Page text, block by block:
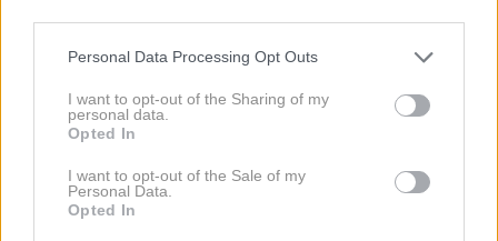
Personal Data Processing Opt Outs
I want to opt-out of the Sharing of my
personal data.
Opted In
I want to opt-out of the Sale of my
Personal Data.
Opted In
Profimedia
znanih TV-voditeljic na svetu Oprah Winfrey je že 30
let srečna v objemu izbranca Stedmana Grahama.
Par se je sicer leta 1992 tudi zaročil, poročila pa se
do zdaj še nista. Zakaj se za sprehod do oltarja nista